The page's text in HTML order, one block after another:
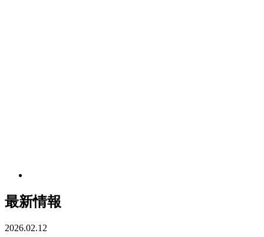
最新情報
2026.02.12